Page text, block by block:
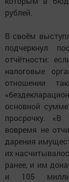
рублей.
В своём
подчеркнул
отчётности:
налоговые
отношении
основной
просрочку. «В
вовремя не
дарения
их
ранее, и им
и 105